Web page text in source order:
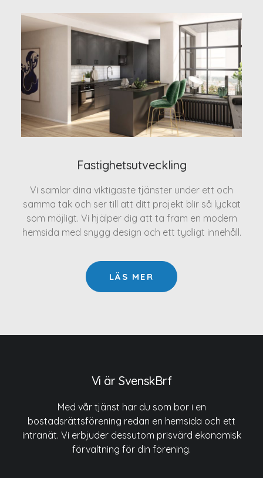
Fastighetsutveckling
Vi samlar dina viktigaste tjänster under ett och
samma tak och ser till att ditt projekt blir så lyckat
som möjligt. Vi hjälper dig att ta fram en modern
hemsida med snygg design och ett tydligt innehåll.
LÄS MER
Vi är SvenskBrf
Med vår tjänst har du som bor i en
bostadsrättsförening redan en hemsida och ett
intranät. Vi erbjuder dessutom prisvärd ekonomisk
förvaltning för din förening.